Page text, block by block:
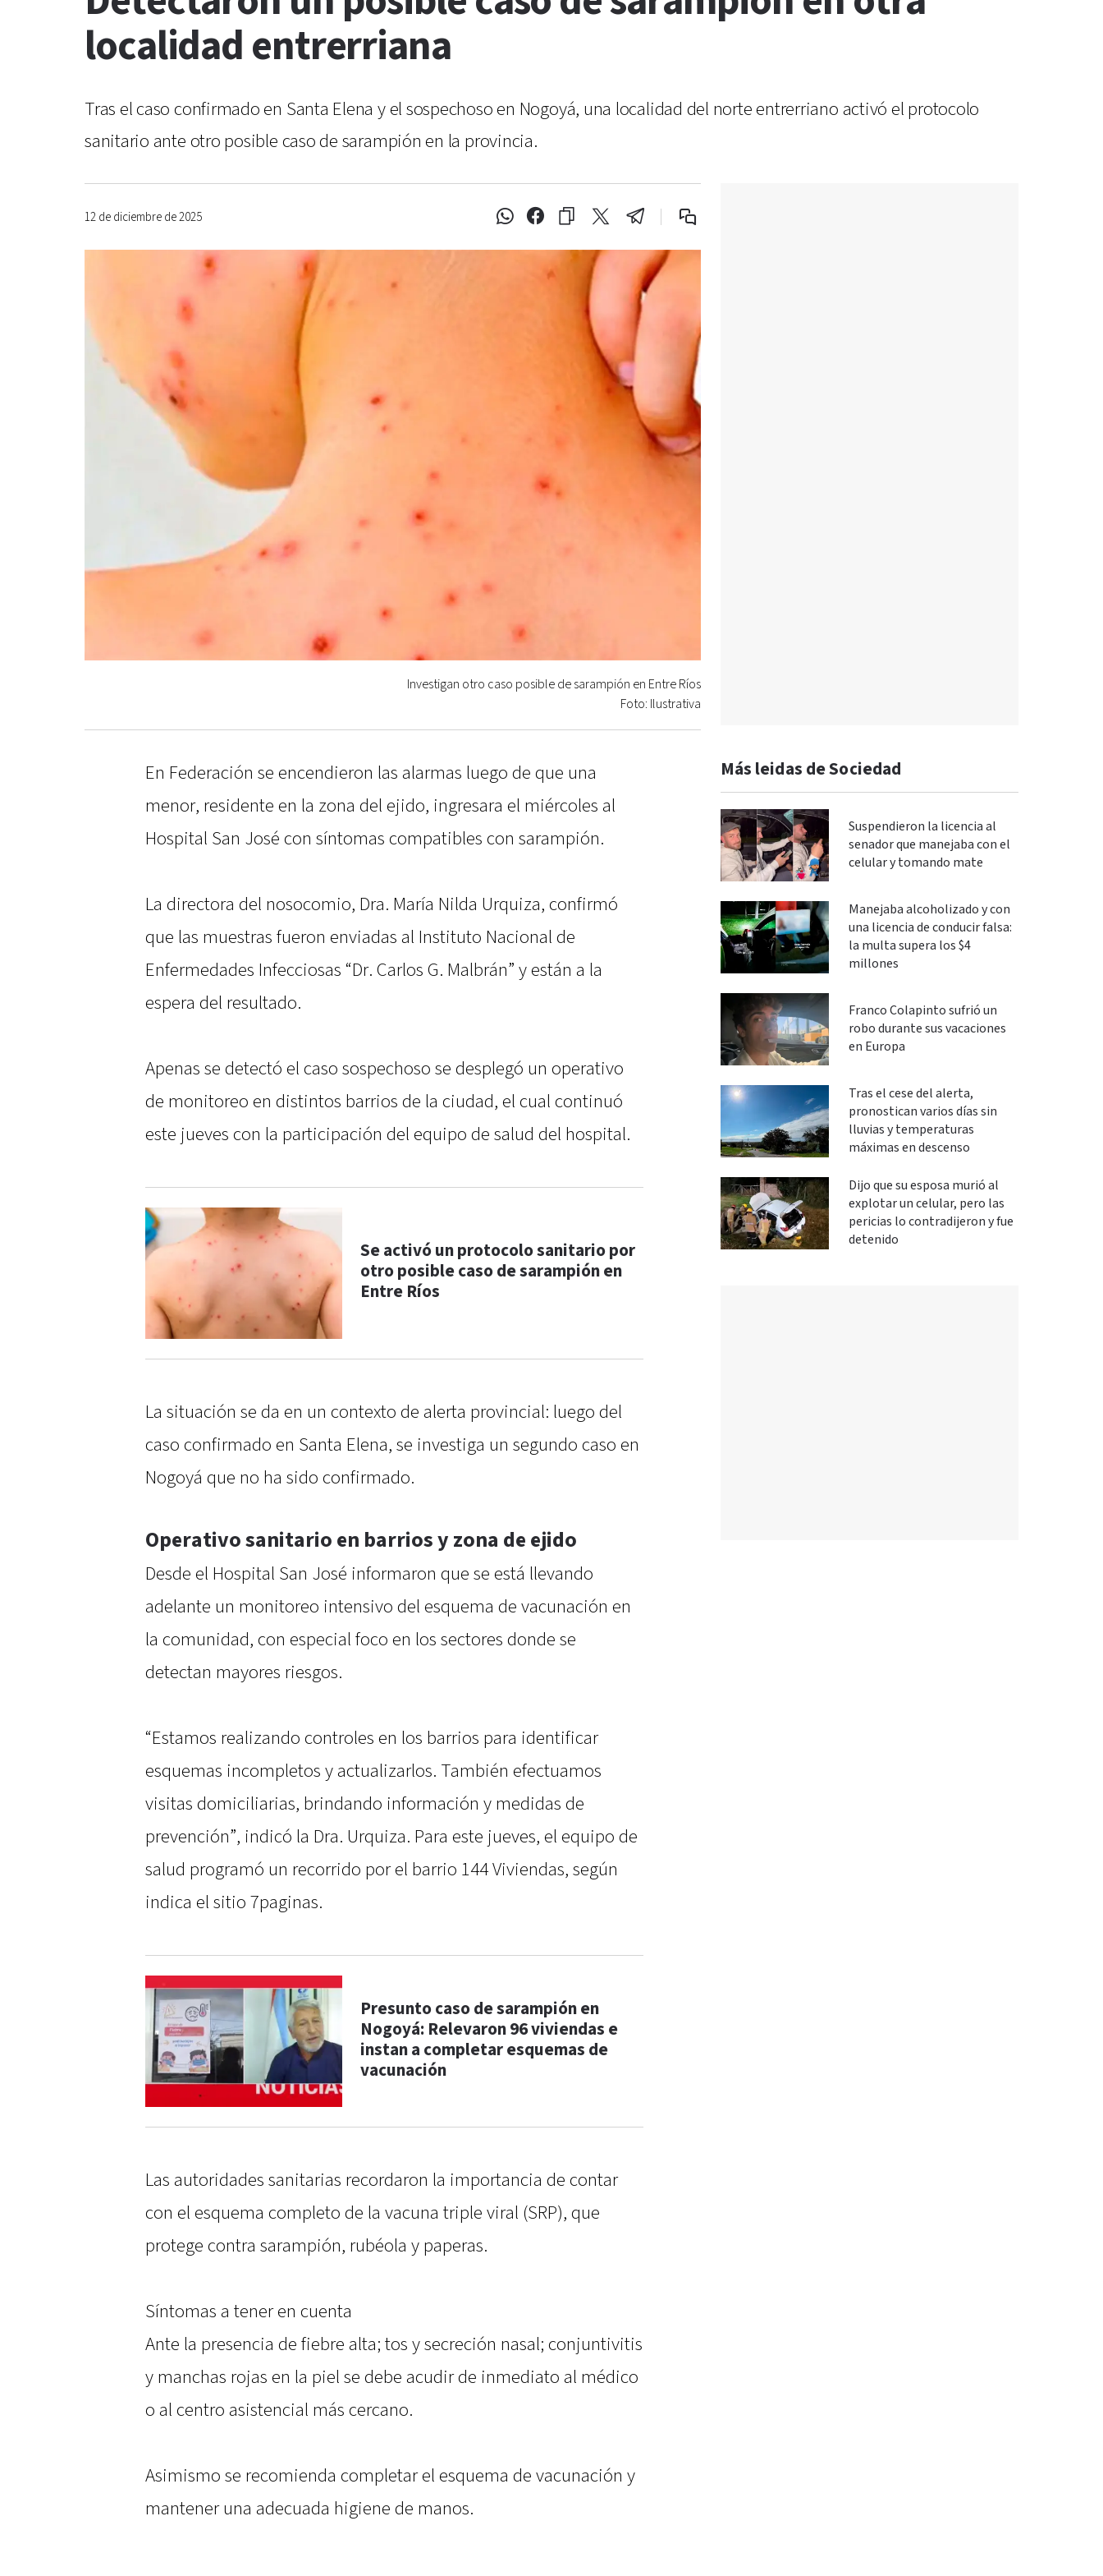
localidad entrerriana
Tras el caso confirmado en Santa Elena y el sospechoso en Nogoyá, una localidad del norte entrerriano activó el protocolo
sanitario ante otro posible caso de sarampión en la provincia.
12 de diciembre de 2025
Investigan otro caso posible de sarampión en Entre Ríos
Foto: Ilustrativa
En Federación se encendieron las alarmas luego de que una
menor, residente en la zona del ejido, ingresara el miércoles al
Hospital San José con síntomas compatibles con sarampión.
La directora del nosocomio, Dra. María Nilda Urquiza, confirmó
que las muestras fueron enviadas al Instituto Nacional de
Enfermedades Infecciosas “Dr. Carlos G. Malbrán” y están a la
espera del resultado.
Apenas se detectó el caso sospechoso se desplegó un operativo
de monitoreo en distintos barrios de la ciudad, el cual continuó
este jueves con la participación del equipo de salud del hospital.
Se activó un protocolo sanitario por
otro posible caso de sarampión en
Entre Ríos
La situación se da en un contexto de alerta provincial: luego del
caso confirmado en Santa Elena, se investiga un segundo caso en
Nogoyá que no ha sido confirmado.
Operativo sanitario en barrios y zona de ejido
Desde el Hospital San José informaron que se está llevando
adelante un monitoreo intensivo del esquema de vacunación en
la comunidad, con especial foco en los sectores donde se
detectan mayores riesgos.
“Estamos realizando controles en los barrios para identificar
esquemas incompletos y actualizarlos. También efectuamos
visitas domiciliarias, brindando información y medidas de
prevención”, indicó la Dra. Urquiza. Para este jueves, el equipo de
salud programó un recorrido por el barrio 144 Viviendas, según
indica el sitio 7paginas.
Presunto caso de sarampión en
Nogoyá: Relevaron 96 viviendas e
instan a completar esquemas de
vacunación
Las autoridades sanitarias recordaron la importancia de contar
con el esquema completo de la vacuna triple viral (SRP), que
protege contra sarampión, rubéola y paperas.
Síntomas a tener en cuenta
Ante la presencia de fiebre alta; tos y secreción nasal; conjuntivitis
y manchas rojas en la piel se debe acudir de inmediato al médico
o al centro asistencial más cercano.
Asimismo se recomienda completar el esquema de vacunación y
mantener una adecuada higiene de manos.
Más leidas de Sociedad
Suspendieron la licencia al
senador que manejaba con el
celular y tomando mate
Manejaba alcoholizado y con
una licencia de conducir falsa:
la multa supera los $4
millones
Franco Colapinto sufrió un
robo durante sus vacaciones
en Europa
Tras el cese del alerta,
pronostican varios días sin
lluvias y temperaturas
máximas en descenso
Dijo que su esposa murió al
explotar un celular, pero las
pericias lo contradijeron y fue
detenido